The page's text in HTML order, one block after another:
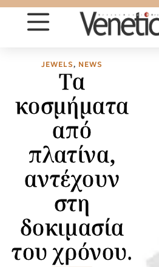
JEWELS, NEWS
Τα
κοσμήματα
από
πλατίνα,
αντέχουν
στη
δοκιμασία
του χρόνου.